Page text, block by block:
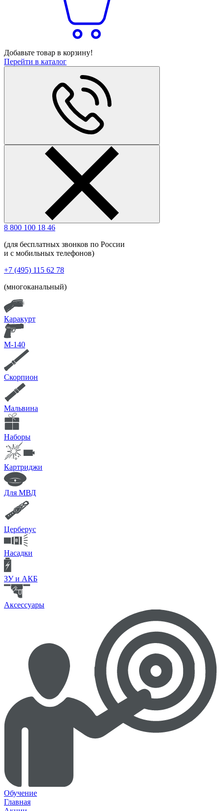
Добавьте товар в корзину!
Перейти в каталог
8 800 100 18 46
(для бесплатных звонков по России
и с мобильных телефонов)
+7 (495) 115 62 78
(многоканальный)
Каракурт
М-140
Скорпион
Мальвина
Наборы
Картриджи
Для МВД
Церберус
Насадки
ЗУ и АКБ
Аксессуары
Обучение
Главная